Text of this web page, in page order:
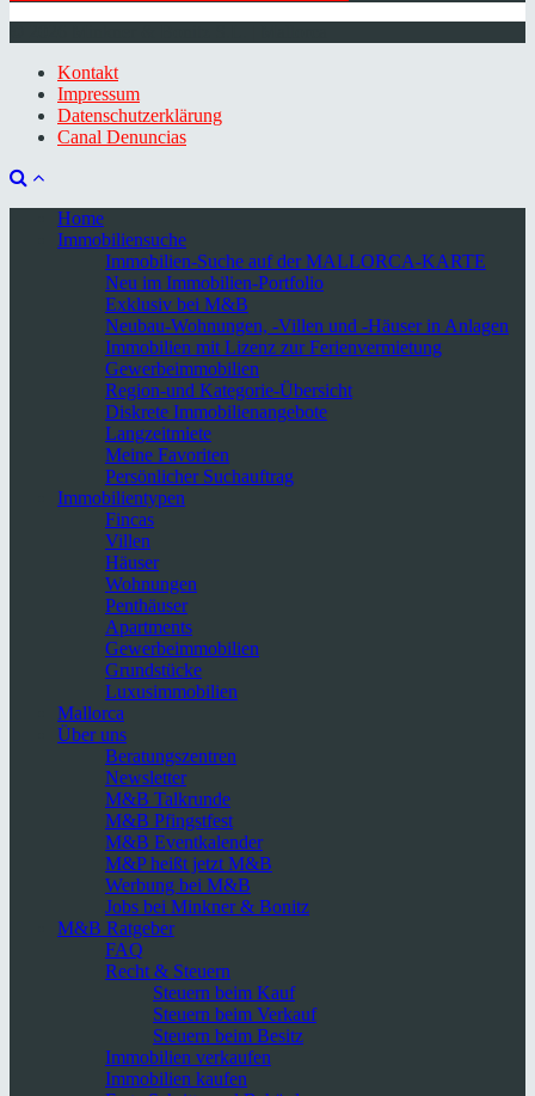
Kontakt
Impressum
Datenschutzerklärung
Canal Denuncias
Home
Immobiliensuche
Immobilien-Suche auf der MALLORCA-KARTE
Neu im Immobilien-Portfolio
Exklusiv bei M&B
Neubau-Wohnungen, -Villen und -Häuser in Anlagen
Immobilien mit Lizenz zur Ferienvermietung
Gewerbeimmobilien
Region-und Kategorie-Übersicht
Diskrete Immobilienangebote
Langzeitmiete
Meine Favoriten
Persönlicher Suchauftrag
Immobilientypen
Fincas
Villen
Häuser
Wohnungen
Penthäuser
Apartments
Gewerbeimmobilien
Grundstücke
Luxusimmobilien
Mallorca
Über uns
Beratungszentren
Newsletter
M&B Talkrunde
M&B Pfingstfest
M&B Eventkalender
M&P heißt jetzt M&B
Werbung bei M&B
Jobs bei Minkner & Bonitz
M&B Ratgeber
FAQ
Recht & Steuern
Steuern beim Kauf
Steuern beim Verkauf
Steuern beim Besitz
Immobilien verkaufen
Immobilien kaufen